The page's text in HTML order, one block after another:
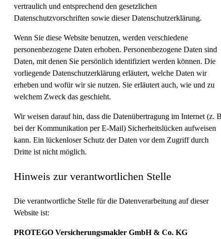
vertraulich und entsprechend den gesetzlichen
Datenschutzvorschriften sowie dieser Datenschutzerklärung.
Wenn Sie diese Website benutzen, werden verschiedene
personenbezogene Daten erhoben. Personenbezogene Daten sind
Daten, mit denen Sie persönlich identifiziert werden können. Die
vorliegende Datenschutzerklärung erläutert, welche Daten wir
erheben und wofür wir sie nutzen. Sie erläutert auch, wie und zu
welchem Zweck das geschieht.
Wir weisen darauf hin, dass die Datenübertragung im Internet (z.
bei der Kommunikation per E-Mail) Sicherheitslücken aufweisen
kann. Ein lückenloser Schutz der Daten vor dem Zugriff durch
Dritte ist nicht möglich.
Hinweis zur verantwortlichen Stelle
Die verantwortliche Stelle für die Datenverarbeitung auf dieser
Website ist:
PROTEGO Versicherungsmakler GmbH & Co. KG